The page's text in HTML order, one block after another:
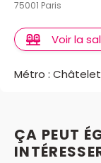
75001 Paris
Voir la
Métro : Châtelet
ÇA PEUT